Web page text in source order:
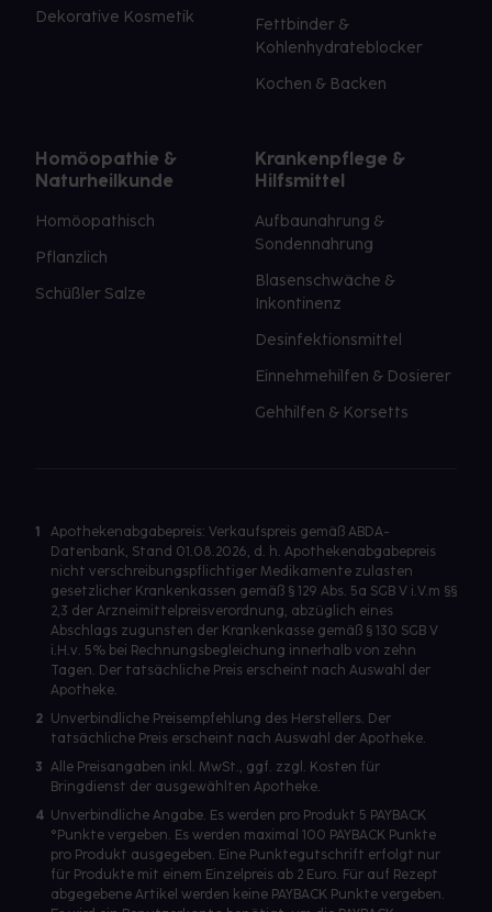
Dekorative Kosmetik
Fettbinder &
Kohlenhydrateblocker
Kochen & Backen
Homöopathie &
Naturheilkunde
Homöopathisch
Pflanzlich
Schüßler Salze
Krankenpflege &
Hilfsmittel
Aufbaunahrung &
Sondennahrung
Blasenschwäche &
Inkontinenz
Desinfektionsmittel
Einnehmehilfen & Dosierer
Gehhilfen & Korsetts
1
Apothekenabgabepreis: Verkaufspreis gemäß ABDA-
Datenbank, Stand 01.08.2026, d. h. Apothekenabgabepreis
nicht verschreibungspflichtiger Medikamente zulasten
gesetzlicher Krankenkassen gemäß § 129 Abs. 5a SGB V i.V.m §§
2,3 der Arzneimittelpreisverordnung, abzüglich eines
Abschlags zugunsten der Krankenkasse gemäß § 130 SGB V
i.H.v. 5% bei Rechnungsbegleichung innerhalb von zehn
Tagen. Der tatsächliche Preis erscheint nach Auswahl der
Apotheke.
2 Unverbindliche Preisempfehlung des Herstellers. Der
tatsächliche Preis erscheint nach Auswahl der Apotheke.
3 Alle Preisangaben inkl. MwSt., ggf. zzgl. Kosten für
Bringdienst der ausgewählten Apotheke.
4 Unverbindliche Angabe. Es werden pro Produkt 5 PAYBACK
°Punkte vergeben. Es werden maximal 100 PAYBACK Punkte
pro Produkt ausgegeben. Eine Punktegutschrift erfolgt nur
für Produkte mit einem Einzelpreis ab 2 Euro. Für auf Rezept
abgegebene Artikel werden keine PAYBACK Punkte vergeben.